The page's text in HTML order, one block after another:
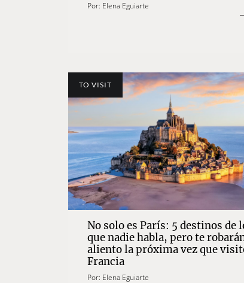
Por: Elena Eguiarte
TO VISIT
No solo es París: 5 destinos de
que nadie habla, pero te
aliento la próxima vez que
Francia
Por: Elena Eguiarte